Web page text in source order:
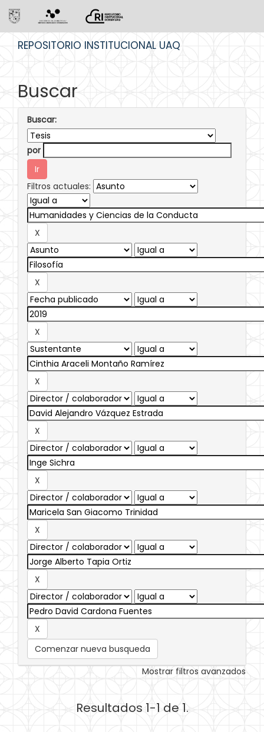
REPOSITORIO INSTITUCIONAL UAQ
Buscar
Buscar:
por
Filtros actuales:
Comenzar nueva busqueda
Mostrar filtros avanzados
Resultados 1-1 de 1.